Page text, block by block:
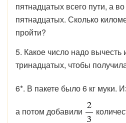
пятнадцатых всего пути, а
пятнадцатых. Сколько
пройти?
5. Какое число надо вычесть
тринадцатых, чтобы
6*. В пакете было 6 кг муки.
а потом добавили